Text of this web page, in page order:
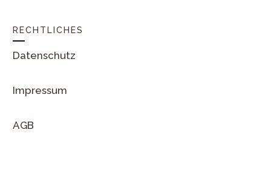
RECHTLICHES
Datenschutz
Impressum
AGB